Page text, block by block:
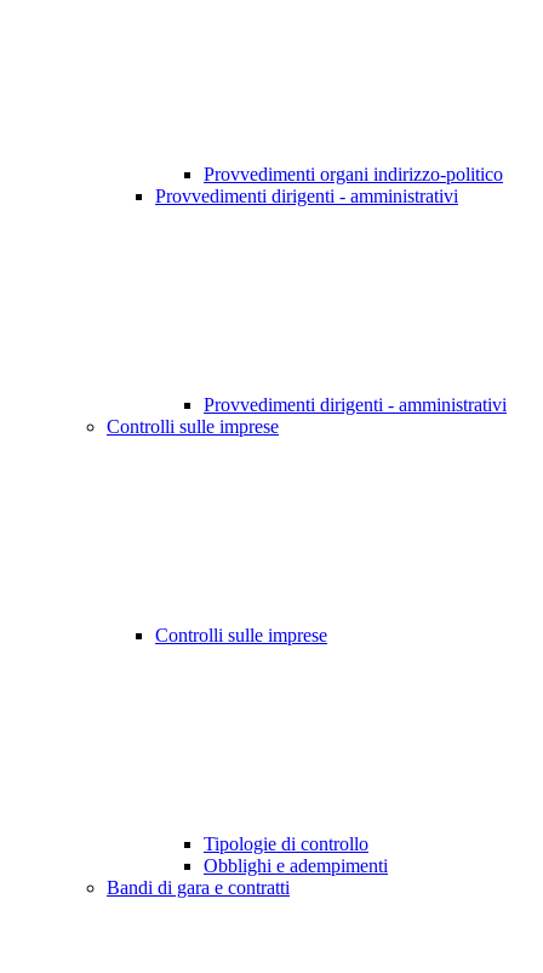
Provvedimenti organi indirizzo-politico
Provvedimenti dirigenti - amministrativi
Provvedimenti dirigenti - amministrativi
Controlli sulle imprese
Controlli sulle imprese
Tipologie di controllo
Obblighi e adempimenti
Bandi di gara e contratti